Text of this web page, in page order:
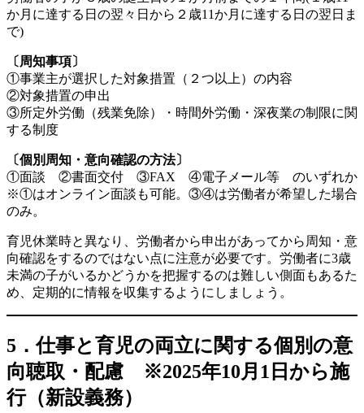
か月に達する日の翌々日から２歳11か月に達する日の翌日ま
で)
〔周知事項〕
①事業主が選択した対象措置（２つ以上）の内容
②対象措置の申出
③所定外労働（残業免除）・時間外労働・深夜業の制限に関
する制度
〔個別周知・意向確認の方法〕
①面談 ②書面交付 ③FAX ④電子メール等 のいずれか
※①はオンライン面談も可能。③④は労働者が希望した場合
のみ。
育児休業時と異なり、労働者から申出があってから周知・意
向確認をするのではない点に注意が必要です。労働者に3歳
未満の子がいるかどうかを把握するのは難しい側面もあるた
め、定期的に情報を収集するようにしましょう。
5．仕事と育児の両立に関する個別の意
向聴取・配慮 ※2025年10月1日から施
行（新設義務）